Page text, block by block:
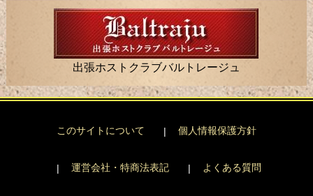
出張ホストクラブバルトレージュ
このサイトについて 個人情報保護方針
運営会社・特商法表記 よくある質問